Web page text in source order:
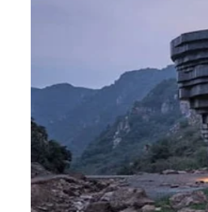
Está mais do que claro que
fim em toda a cruel
as liberdades do ex-presidente
o que realmente aconteceu
documentado no livro
"O
sellerno Brasil.
O livro, que na verdade é um
ao seu corajoso conteúdo. São